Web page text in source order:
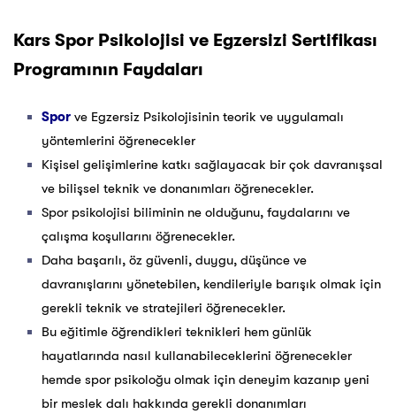
Kars Spor Psikolojisi ve Egzersizi Sertifikası
Programının Faydaları
Spor ve Egzersiz Psikolojisinin teorik ve uygulamalı
yöntemlerini öğrenecekler
Kişisel gelişimlerine katkı sağlayacak bir çok davranışsal
ve bilişsel teknik ve donanımları öğrenecekler.
Spor psikolojisi biliminin ne olduğunu, faydalarını ve
çalışma koşullarını öğrenecekler.
Daha başarılı, öz güvenli, duygu, düşünce ve
davranışlarını yönetebilen, kendileriyle barışık olmak için
gerekli teknik ve stratejileri öğrenecekler.
Bu eğitimle öğrendikleri teknikleri hem günlük
hayatlarında nasıl kullanabileceklerini öğrenecekler
hemde spor psikoloğu olmak için deneyim kazanıp yeni
bir meslek dalı hakkında gerekli donanımları